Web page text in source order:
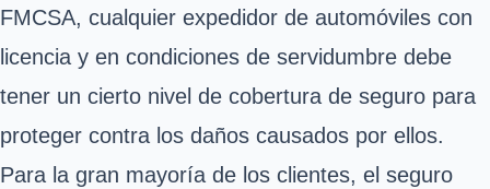
FMCSA, cualquier expedidor de automóviles con
licencia y en condiciones de servidumbre debe
tener un cierto nivel de cobertura de seguro para
proteger contra los daños causados por ellos.
Para la gran mayoría de los clientes, el seguro